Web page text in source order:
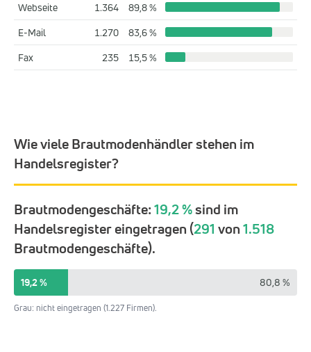
Webseite
1.364
89,8 %
E-Mail
1.270
83,6 %
Fax
235 15,5 %
Wie viele Brautmodenhändler stehen im
Handelsregister?
Brautmodengeschäfte:19,2 %sind im
Handelsregister eingetragen (291 von1.518
Brautmodengeschäfte).
19,2 % 80,8 %
Grau: nicht eingetragen (1.227 Firmen).